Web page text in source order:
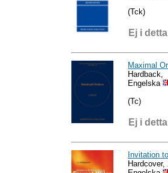
(Tck)
Ej i
Maximal
Hardback,
Engelska
(Tc)
Ej i
Invitation
Hardcover,